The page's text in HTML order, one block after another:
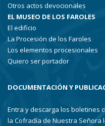
Otros actos devocionales
EL MUSEO DE LOS FAROLES
El edificio
La Procesión de los Faroles
Los elementos procesionales
Quiero ser portador
DOCUMENTACIÓN Y
Entra y descarga los boletines
la Cofradía de Nuestra Señora